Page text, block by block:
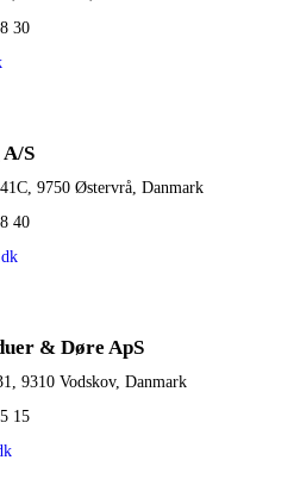
30
S
9750 Østervrå, Danmark
40
& Døre ApS
9310 Vodskov, Danmark
15